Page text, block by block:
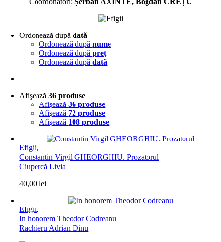
Coordonatori: Șerban AXINTE, Bogdan CREŢU
Ordonează dupădată
Ordonează dupănume
Ordonează dupăpreţ
Ordonează dupădată
Afişează36 produse
Afişează36 produse
Afişează 72 produse
Afişează 108 produse
Efigii,
Constantin Virgil GHEORGHIU. Prozatorul
Ciupercă Livia
40,00lei
Efigii,
In honorem Theodor Codreanu
Rachieru Adrian Dinu